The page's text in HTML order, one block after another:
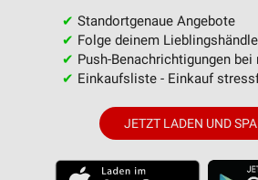
✔ Standortgenaue Angebote
✔ Folge deinem
✔ Push-Benachrichtigungen
✔ Einkaufsliste - Einkauf
JETZT LADEN UND